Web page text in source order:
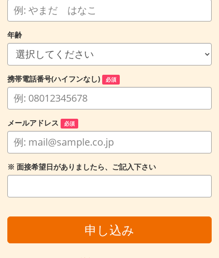
年齢
携帯電話番号(ハイフンなし) 必須
メールアドレス 必須
※ 面接希望日がありましたら、ご記入下さい
申し込み